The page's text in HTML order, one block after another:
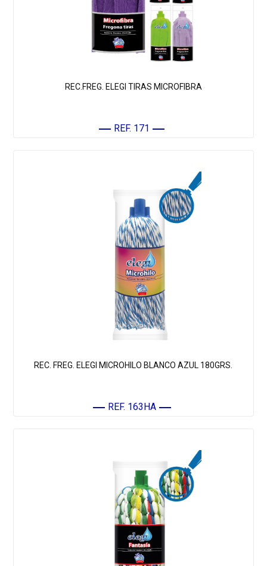
REC.FREG. ELEGI TIRAS MICROFIBRA
REF. 171
REC. FREG. ELEGI MICROHILO BLANCO AZUL 180GRS.
REF. 163HA